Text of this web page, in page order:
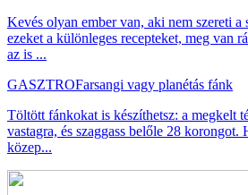
Kevés olyan ember van, aki nem szereti a
ezeket a különleges recepteket, meg van
az is ...
GASZTROFarsangi vagy planétás fánk
Töltött fánkokat is készíthetsz: a megkelt
vastagra, és szaggass belőle 28
közep...